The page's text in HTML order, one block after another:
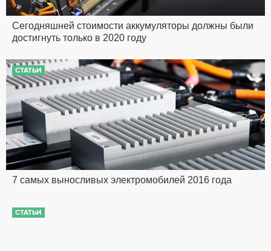
Сегодняшней стоимости аккумуляторы должны были
достигнуть только в 2020 году
СТАТЬИ
7 самых выносливых электромобилей 2016 года
СТАТЬИ